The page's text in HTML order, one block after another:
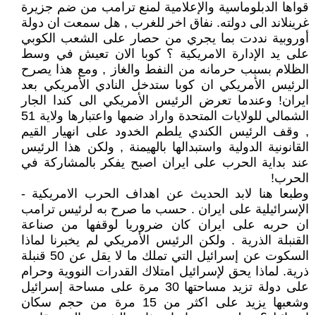
قواها الدبلوماسية والإعلامية لمنع ترامب من ضم جزيرة
غرينلاند الى دولته. نفاق اخر للغرب , هل سمعت ان دولة
أوروبية نددت بما يجري من حصار على الشعب الكوبي
على يد الإدارة الامريكية ؟ كوبا الان تعيش في وسط
الظلام بسبب حرمانه من النفط والغاز , ومع هذا يصرح
الرئيس الأمريكي ان كوبا ستدخل النادي الأمريكي بعد
ايران! وعندما تعرض الرئيس الأمريكي الى كندا الجار
الشمالي للولايات المتحدة واراد ضمها واعتبارها ولاية 51
, وقف الرئيس الكندي يلطم الخدود على انهيار القيم
القانونية الدولية واستبدالها بالهيمنة , ولكن هذا الرئيس
عند بداية الحرب على ايران اصبح يفكر بالمشاركة في
الحرب!
وطبعا هنا لابد الحديث عن اهداف الحرب الامريكية -
الإسرائيلية على ايران . حسب ما صرح به لرئيس ترامب
ان حربه على ايران كان ضروريا لوقفها من صناعة
القنبلة الذرية . ولكن الرئيس الأمريكي لم يخبرنا لماذا
السكوت عن إسرائيل التي تملك ما لا يقل عن 50 قنبلة
ذرية. لماذا يحق لإسرائيل امتلاك القدرات النووية وحرام
على دولة تزيد مساحتها 30 مرة على مساحة إسرائيل
وشعبها يزيد على اكثر من 15 مرة من حجم سكان